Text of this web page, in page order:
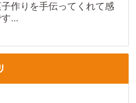
作りを手伝ってくれて感
...